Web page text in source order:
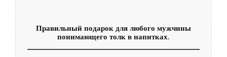
Правильный подарок для любого мужчины
понимающего толк в напитках.